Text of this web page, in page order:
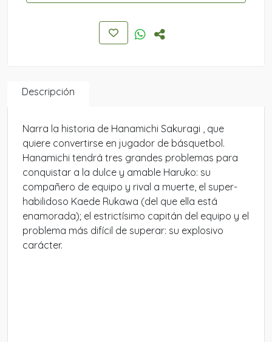
Descripción
Narra la historia de Hanamichi Sakuragi , que
quiere convertirse en jugador de básquetbol.
Hanamichi tendrá tres grandes problemas para
conquistar a la dulce y amable Haruko: su
compañero de equipo y rival a muerte, el super-
habilidoso Kaede Rukawa (del que ella está
enamorada); el estrictísimo capitán del equipo y el
problema más difícil de superar: su explosivo
carácter.